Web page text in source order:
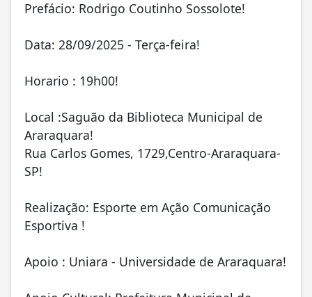
Prefácio: Rodrigo Coutinho Sossolote!
Data: 28/09/2025 - Terça-feira!
Horario : 19h00!
Local :Saguão da Biblioteca Municipal de
Araraquara!
Rua Carlos Gomes, 1729,Centro-Araraquara-
SP!
Realização: Esporte em Ação Comunicação
Esportiva !
Apoio : Uniara - Universidade de Araraquara!